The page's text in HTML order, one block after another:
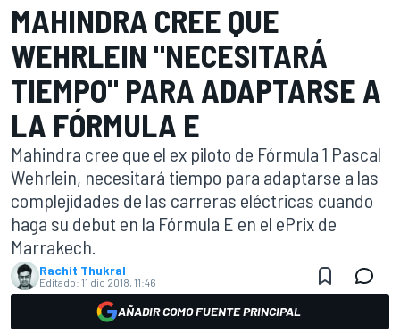
MAHINDRA CREE QUE
WEHRLEIN "NECESITARÁ
TIEMPO" PARA ADAPTARSE A
LA FÓRMULA E
Mahindra cree que el ex piloto de Fórmula 1 Pascal
Wehrlein, necesitará tiempo para adaptarse a las
complejidades de las carreras eléctricas cuando
haga su debut en la Fórmula E en el ePrix de
Marrakech.
Rachit Thukral
Editado: 11 dic 2018, 11:46
AÑADIR COMO FUENTE PRINCIPAL